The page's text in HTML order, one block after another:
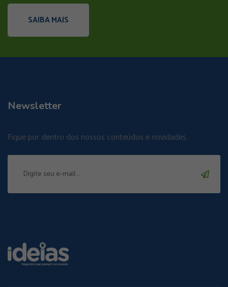
SAIBA MAIS
Newsletter
Fique por dentro dos nossos conteúdos e novidades.